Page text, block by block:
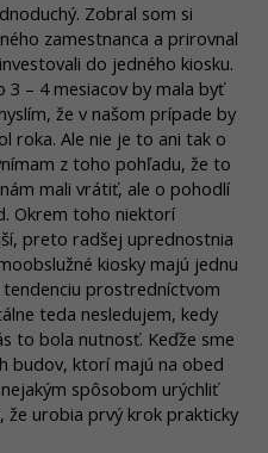
Zobral som si
zamestnanca a prirovnal
do jedného kiosku.
3 – 4 mesiacov by mala byť
že v našom prípade by
roka. Ale nie je to ani tak o
z toho pohľadu, že to
mali vrátiť, ale o pohodlí
Okrem toho niektorí
preto radšej uprednostnia
kiosky majú jednu
prostredníctvom
teda nesledujem, kedy
to bola nutnosť. Keďže sme
budov, ktorí majú na obed
spôsobom urýchliť
že urobia prvý krok prakticky